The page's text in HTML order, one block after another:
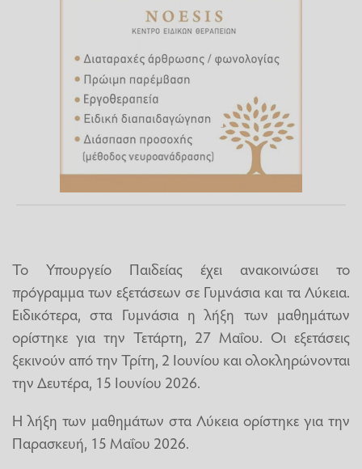
Το Υπουργείο Παιδείας έχει ανακοινώσει το
πρόγραμμα των εξετάσεων σε Γυμνάσια και τα Λύκεια.
Ειδικότερα, στα Γυμνάσια η λήξη των μαθημάτων
ορίστηκε για την Τετάρτη, 27 Μαΐου. Οι εξετάσεις
ξεκινούν από την Τρίτη, 2 Ιουνίου και ολοκληρώνονται
την Δευτέρα, 15 Ιουνίου 2026.
Η λήξη των μαθημάτων στα Λύκεια ορίστηκε για την
Παρασκευή, 15 Μαΐου 2026.